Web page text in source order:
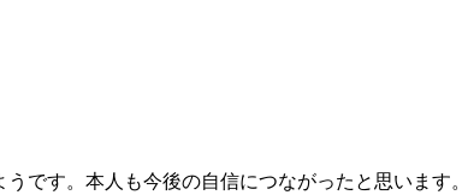
です。本人も今後の自信につながったと思います。